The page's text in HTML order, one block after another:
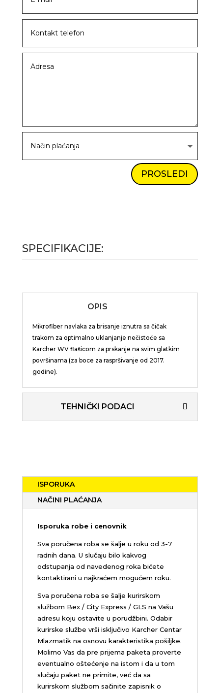
PROSLEDI
SPECIFIKACIJE:
OPIS
Mikrofiber navlaka za brisanje iznutra sa čičak
trakom za optimalno uklanjanje nečistoće sa
Karcher WV flašicom za prskanje na svim glatkim
površinama (za boce za raspršivanje od 2017.
godine).
TEHNIČKI PODACI
ISPORUKA
NAČINI PLAĆANJA
Isporuka robe i cenovnik
Sva poručena roba se šalje u roku od 3-7
radnih dana. U slučaju bilo kakvog
odstupanja od navedenog roka bićete
kontaktirani u najkraćem mogućem roku.
Sva poručena roba se šalje kurirskom
službom Bex / City Express / GLS na Vašu
adresu koju ostavite u porudžbini. Odabir
kurirske službe vrši isključivo Karcher Centar
Mlazmatik na osnovu karakteristika pošiljke.
Molimo Vas da pre prijema paketa proverte
eventualno oštećenje na istom i da u tom
slučaju paket ne primite, već da sa
kurirskom službom sačinite zapisnik o